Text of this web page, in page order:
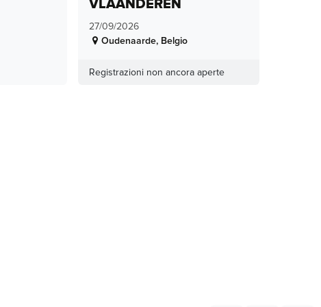
VLAANDEREN
27/09/2026
Oudenaarde, Belgio
Registrazioni non ancora aperte